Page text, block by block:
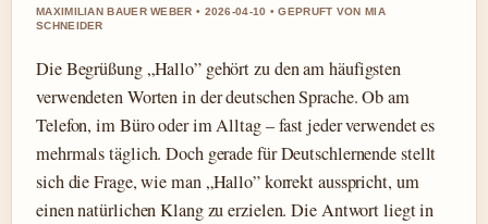
MAXIMILIAN BAUER WEBER • 2026-04-10 • GEPRUFT VON MIA
SCHNEIDER
Die Begrüßung „Hallo” gehört zu den am häufigsten
verwendeten Worten in der deutschen Sprache. Ob am
Telefon, im Büro oder im Alltag – fast jeder verwendet es
mehrmals täglich. Doch gerade für Deutschlernende stellt
sich die Frage, wie man „Hallo” korrekt ausspricht, um
einen natürlichen Klang zu erzielen. Die Antwort liegt in